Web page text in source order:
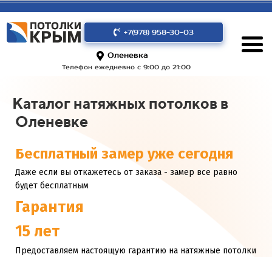
+7(978) 958-30-03
Оленевка
Телефон ежедневно с 9:00 до 21:00
Каталог натяжных потолков в
Оленевке
Бесплатный замер уже сегодня
Даже если вы откажетесь от заказа - замер все равно
будет бесплатным
Гарантия
15 лет
Предоставляем настоящую гарантию на натяжные потолки